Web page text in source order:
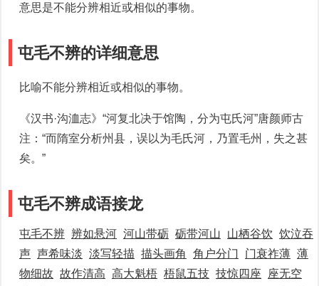
意思是不能分辨相近或相似的事物。
屯毛不辨的详细意思
比喻不能分辨相近或相似的事物。
《汉书·沟洫志》“河复北决于馆陶，分为屯氏河”唐颜师古
注：“而隋室分析州县，误以为毛氏河，乃置毛州，失之甚
矣。”
屯毛不辨成语接龙
屯毛不辨 辨如悬河 河山带砺 砺带河山 山栖谷饮 饮泣吞
声 声希味淡 淡写轻描 描头画角 角户分门 门衰祚薄 薄
物细故 故作清高 高大魁梧 梧鼠五技 技惊四座
座无空